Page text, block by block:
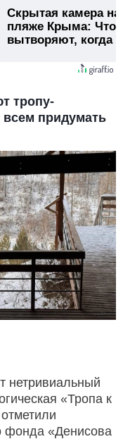
Скрытая камера на
пляже Крыма: Что
вытворяют, когда
тропу-
всем придумать
нетривиальный
«Тропа к
фонда «Денисова